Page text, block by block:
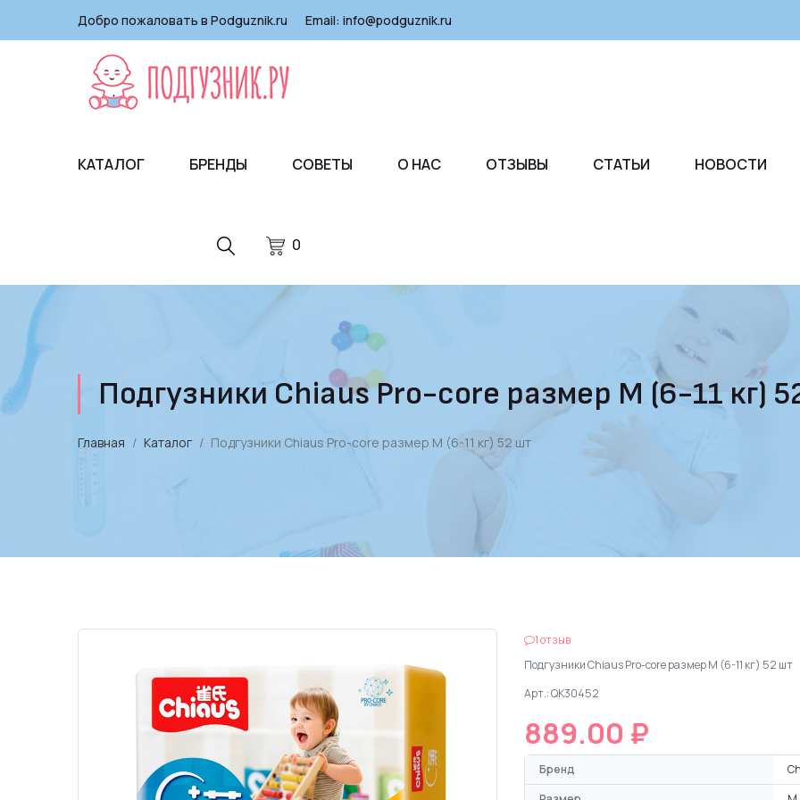
Добро пожаловать в Podguznik.ru Email: info@podguznik.ru
0
КАТАЛОГ БРЕНДЫ СОВЕТЫ О НАС ОТЗЫВЫ СТАТЬИ НОВОСТИ
Подгузники Chiaus Pro-core размер M (6-11 кг)
Главная Каталог Подгузники Chiaus Pro-core размер M (6-11 кг) 52 шт
1 отзыв
Подгузники Chiaus Pro-core размер M (6-11 кг) 52 шт
Арт.: QK30452
889.00 ₽
Бренд